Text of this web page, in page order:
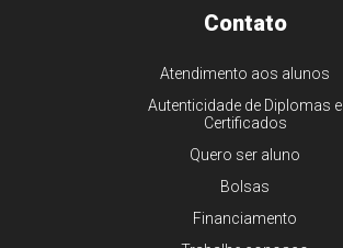
Contato
Atendimento aos alunos
Autenticidade de Diplomas e
Certificados
Quero ser aluno
Bolsas
Financiamento